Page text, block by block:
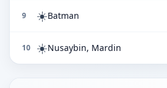
9 ☀️Batman
10 ☀️Nusaybin, Mardin